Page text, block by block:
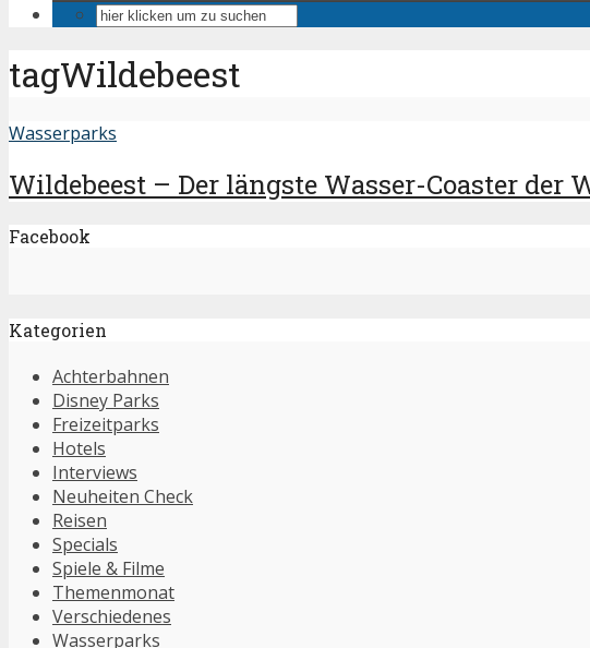
tagWildebeest
Wasserparks
Wildebeest – Der längste Wasser-Coaster der
Facebook
Kategorien
Achterbahnen
Disney Parks
Freizeitparks
Hotels
Interviews
Neuheiten Check
Reisen
Specials
Spiele & Filme
Themenmonat
Verschiedenes
Wasserparks